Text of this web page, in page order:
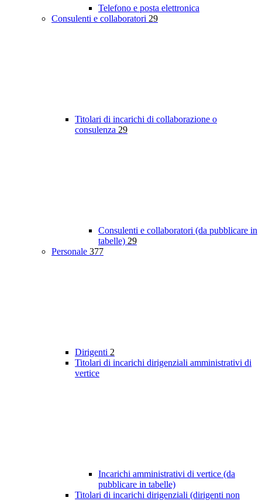
Telefono e posta elettronica
Consulenti e collaboratori 29
Titolari di incarichi di collaborazione o
consulenza 29
Consulenti e collaboratori (da pubblicare in
tabelle) 29
Personale 377
Dirigenti 2
Titolari di incarichi dirigenziali amministrativi di
vertice
Incarichi amministrativi di vertice (da
pubblicare in tabelle)
Titolari di incarichi dirigenziali (dirigenti non